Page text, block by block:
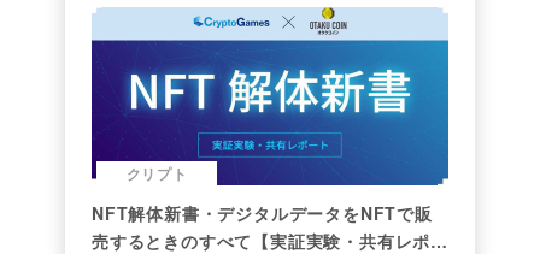
クリプト
NFT解体新書・デジタルデータをNFTで販
売するときのすべて【実証実験・共有レポー